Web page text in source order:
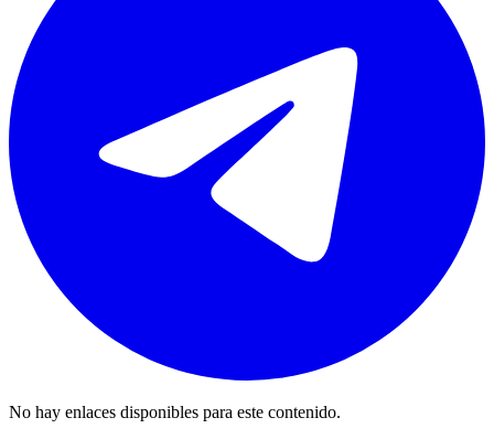
No hay enlaces disponibles para este contenido.